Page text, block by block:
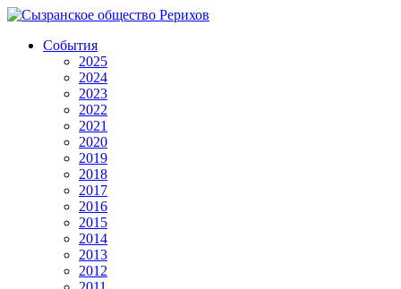
События
2025
2024
2023
2022
2021
2020
2019
2018
2017
2016
2015
2014
2013
2012